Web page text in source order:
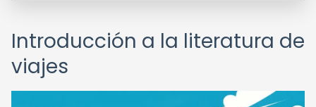
Introducción a la literatura de
viajes